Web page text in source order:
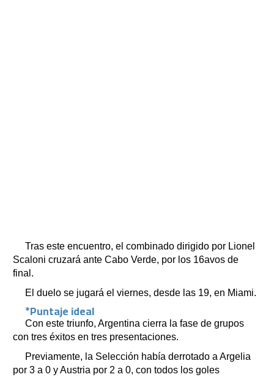
Tras este encuentro, el combinado dirigido por Lionel
Scaloni cruzará ante Cabo Verde, por los 16avos de
final.
El duelo se jugará el viernes, desde las 19, en Miami.
*Puntaje ideal
Con este triunfo, Argentina cierra la fase de grupos
con tres éxitos en tres presentaciones.
Previamente, la Selección había derrotado a Argelia
por 3 a 0 y Austria por 2 a 0, con todos los goles